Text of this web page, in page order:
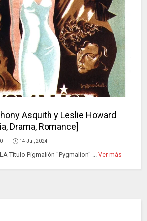
Asquith y Leslie Howard
Drama, Romance]
0 14 Jul, 2024
Título Pigmalión "Pygmalion" ... Ver más